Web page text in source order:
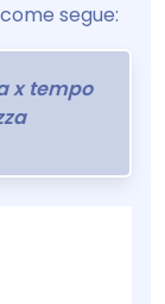
segue:
x tempo